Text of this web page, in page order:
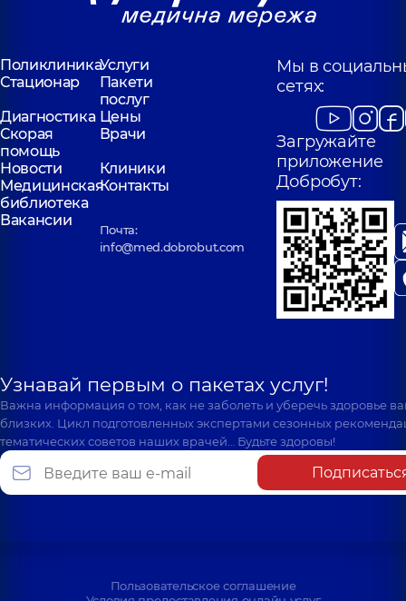
ПоликлиникаУслуги
Стационар
Пакети
послуг
Диагностика Цены
Скорая
помощь
Врачи
Новости
Клиники
Медицинская
библиотека
Контакты
Вакансии
Почта:
info@med.dobrobut.com
Мы в
сетях:
Загружайте
приложение
Добробут:
Узнавай первым о пакетах услуг!
Важна информация о том, как не заболеть и уберечь здоровье
близких. Цикл подготовленных экспертами сезонных
тематических советов наших врачей… Будьте здоровы!
Пользовательское соглашение